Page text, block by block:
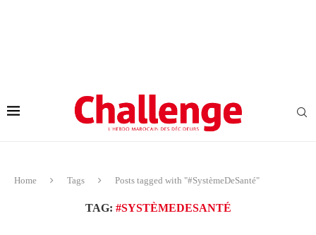
Home Tags Posts tagged with "#SystèmeDeSanté"
TAG: #SYSTÈMEDESANTÉ